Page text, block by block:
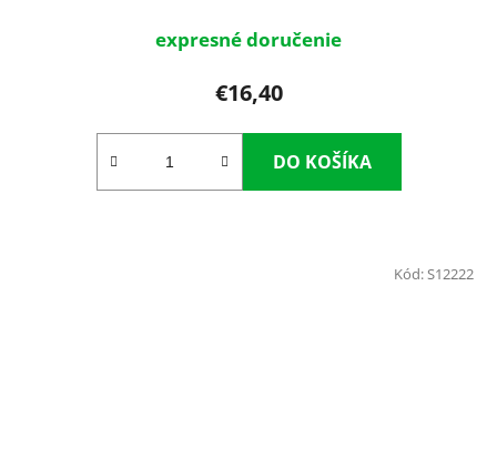
expresné doručenie
€16,40
DO KOŠÍKA
Kód:S12222